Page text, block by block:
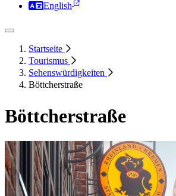
English
Startseite
Tourismus
Sehenswürdigkeiten
Böttcherstraße
Böttcherstraße